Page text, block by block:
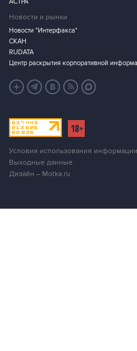
Новости "Интерфакса"
СКАН
RUDATA
Центр раскрытия корпоративной
Условия использования информации
Выходные данные
Дизайн – Motka.ru